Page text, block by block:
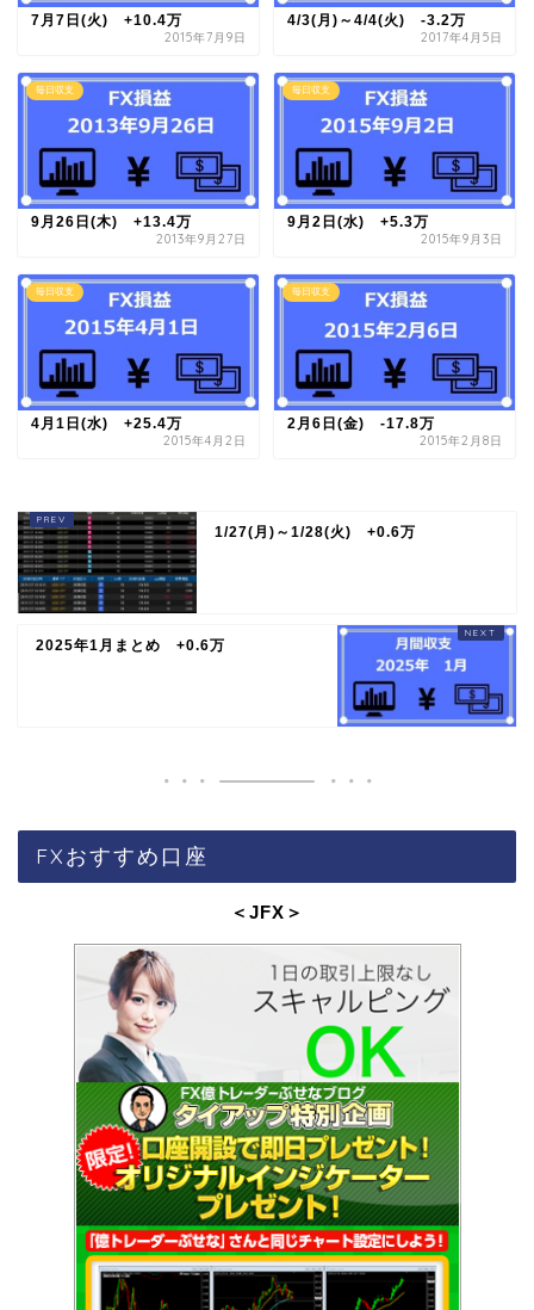
7月7日(火) +10.4万
2015年7月9日
4/3(月)～4/4(火) -3.2万
2017年4月5日
毎日収支
9月26日(木) +13.4万
2013年9月27日
毎日収支
9月2日(水) +5.3万
2015年9月3日
毎日収支
4月1日(水) +25.4万
2015年4月2日
毎日収支
2月6日(金) -17.8万
2015年2月8日
1/27(月)～1/28(火) +0.6万
2025年1月まとめ +0.6万
FXおすすめ口座
＜JFX ＞